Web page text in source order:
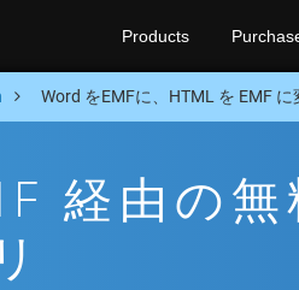
Products
Word をEMFに、HTML を EMF
経由の無